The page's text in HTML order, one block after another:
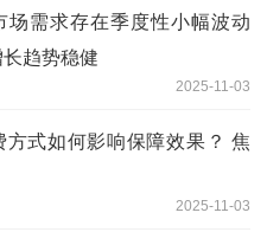
场需求存在季度性小幅波动
趋势稳健
2025-11-03
方式如何影响保障效果？ 焦
2025-11-03